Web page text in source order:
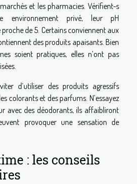
et les pharmacies. Vérifient-s
environnement privé, leur pH
de 5. Certains conviennent aux
des produits apaisants. Bien
soient pratiques, elles n’ont pas
d’utiliser des produits agressifs
colorants et des parfums. N’essayez
avec des déodorants, ils affaibliront
provoquer une sensation de
: les conseils